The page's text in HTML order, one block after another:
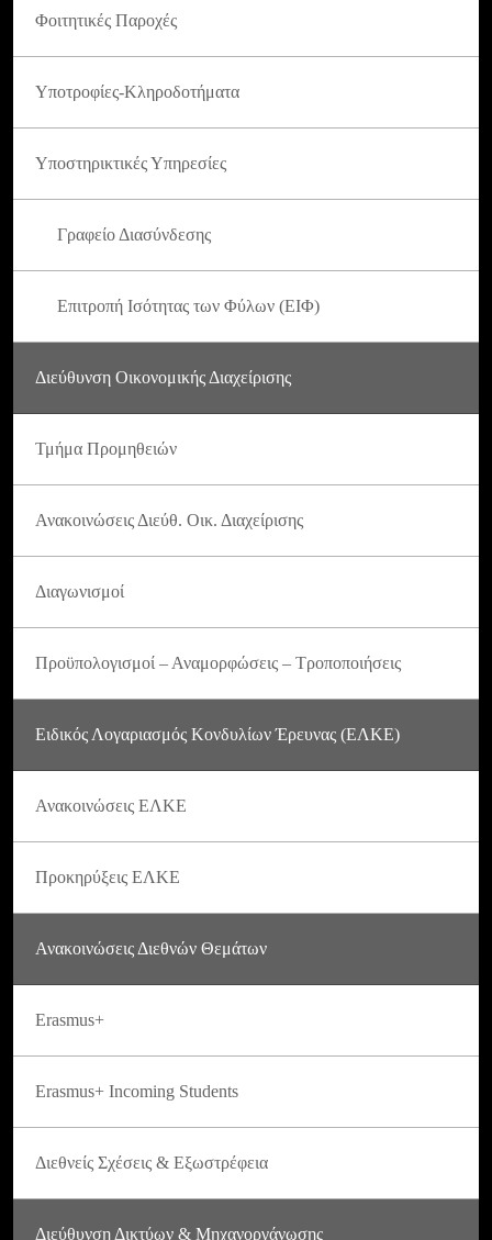
Φοιτητικές Παροχές
Υποτροφίες-Κληροδοτήματα
Υποστηρικτικές Υπηρεσίες
Γραφείο Διασύνδεσης
Επιτροπή Ισότητας των Φύλων (ΕΙΦ)
Διεύθυνση Οικονομικής Διαχείρισης
Τμήμα Προμηθειών
Ανακοινώσεις Διεύθ. Οικ. Διαχείρισης
Διαγωνισμοί
Προϋπολογισμοί – Αναμορφώσεις – Τροποποιήσεις
Ειδικός Λογαριασμός Κονδυλίων Έρευνας (ΕΛΚΕ)
Ανακοινώσεις ΕΛΚΕ
Προκηρύξεις ΕΛΚΕ
Ανακοινώσεις Διεθνών Θεμάτων
Erasmus+
Erasmus+ Incoming Students
Διεθνείς Σχέσεις & Εξωστρέφεια
Διεύθυνση Δικτύων & Μηχανοργάνωσης